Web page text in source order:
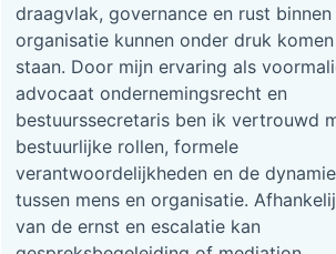
draagvlak, governance en rust binnen
organisatie kunnen onder druk
staan. Door mijn ervaring als
advocaat ondernemingsrecht en
bestuurssecretaris ben ik vertrouwd
bestuurlijke rollen, formele
verantwoordelijkheden en de
tussen mens en organisatie.
van de ernst en escalatie kan